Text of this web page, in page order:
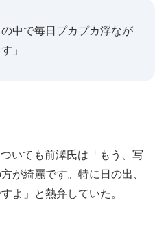
中で毎日プカプカ浮なが
」
いても前澤氏は「もう、写
が綺麗です。特に日の出、
よ」と熱弁していた。